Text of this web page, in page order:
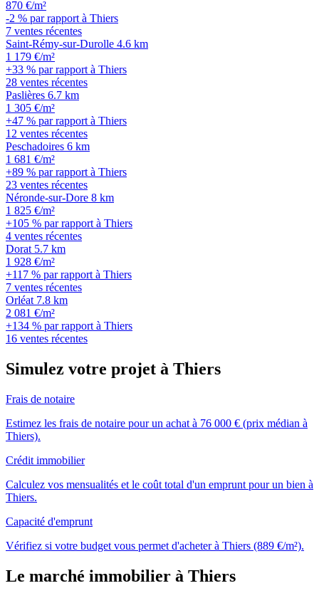
870 €/m²
-2 % par rapport à Thiers
7 ventes récentes
Saint-Rémy-sur-Durolle 4.6 km
1 179 €/m²
+33 % par rapport à Thiers
28 ventes récentes
Paslières 6.7 km
1 305 €/m²
+47 % par rapport à Thiers
12 ventes récentes
Peschadoires 6 km
1 681 €/m²
+89 % par rapport à Thiers
23 ventes récentes
Néronde-sur-Dore 8 km
1 825 €/m²
+105 % par rapport à Thiers
4 ventes récentes
Dorat 5.7 km
1 928 €/m²
+117 % par rapport à Thiers
7 ventes récentes
Orléat 7.8 km
2 081 €/m²
+134 % par rapport à Thiers
16 ventes récentes
Simulez votre projet à Thiers
Frais de notaire
Estimez les frais de notaire pour un achat à 76 000 € (prix médian à
Thiers).
Crédit immobilier
Calculez vos mensualités et le coût total d'un emprunt pour un bien à
Thiers.
Capacité d'emprunt
Vérifiez si votre budget vous permet d'acheter à Thiers (889 €/m²).
Le marché immobilier à Thiers